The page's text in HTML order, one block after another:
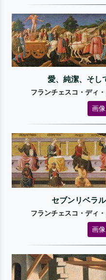
愛、純潔、そし
フランチェスコ・ディ
画
セブンリベラ
フランチェスコ・ディ
画